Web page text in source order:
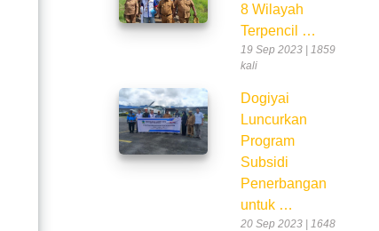
8 Wilayah
Terpencil …
19 Sep 2023 | 1859
kali
Dogiyai
Luncurkan
Program
Subsidi
Penerbangan
untuk …
20 Sep 2023 | 1648